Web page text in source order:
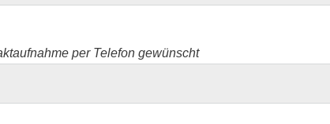
per Telefon gewünscht